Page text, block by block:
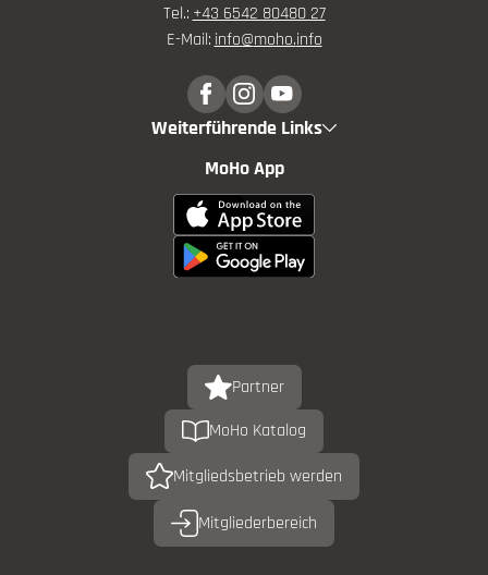
Tel.: +43 6542 80480 27
E-Mail: info@moho.info
Weiterführende Links
MoHo App
Partner
MoHo Katalog
Mitgliedsbetrieb werden
Mitgliederbereich